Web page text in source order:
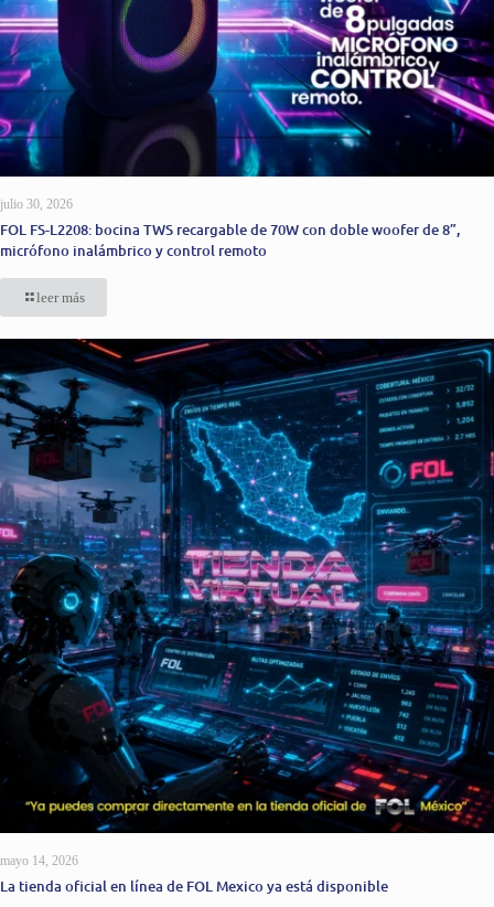
julio 30, 2026
FOL FS-L2208: bocina TWS recargable de 70W con doble woofer de 8”,
micrófono inalámbrico y control remoto
leer más
mayo 14, 2026
La tienda oficial en línea de FOL Mexico ya está disponible